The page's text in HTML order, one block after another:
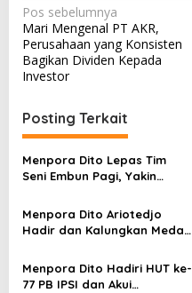
N
a
v
i
g
a
s
i
p
o
s
Pos sebelumnya
Mari Mengenal PT AKR,
Perusahaan yang Konsisten
Bagikan Dividen Kepada
Investor
Posting Terkait
Menpora Dito Lepas Tim
Seni Embun Pagi, Yakin
Global
Menpora Dito Ariotedjo
Hadir dan Kalungkan Medali
Anggar Asia 2025 di Bali
Menpora Dito Hadiri HUT ke-
77 PB IPSI dan Akui